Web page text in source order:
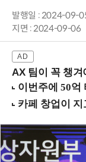
발행일 : 2024-09-
지면 :2024-09-06
AX 팀이 꼭 챙겨야 할 2선